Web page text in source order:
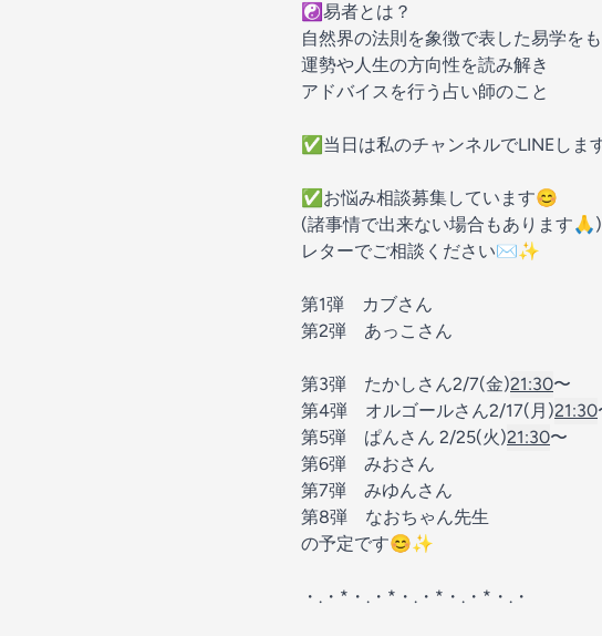
☯️易者とは？
自然界の法則を象徴で表した易学を
運勢や人生の方向性を読み解き
アドバイスを行う占い師のこと
✅️当日は私のチャンネルでLINEしま
✅️お悩み相談募集しています😊
(諸事情で出来ない場合もあります🙏)
レターでご相談ください✉️✨
第1弾 カブさん
第2弾 あっこさん
第3弾 たかしさん2/7(金)21:30〜
第4弾 オルゴールさん2/17(月)21:30
第5弾 ぱんさん 2/25(火)21:30〜
第6弾 みおさん
第7弾 みゆんさん
第8弾 なおちゃん先生
の予定です😊✨
・.・*・.・*・.・*・.・*・.・